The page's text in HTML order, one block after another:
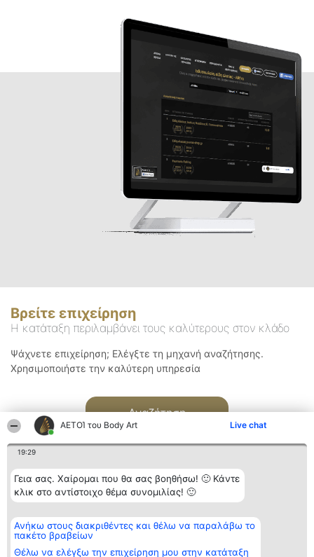
ΑΕΤΟΊ του Body Art Live chat
19:29
Γεια σας. Χαίρομαι που θα σας βοηθήσω! 🙂 Κάντε
κλικ στο αντίστοιχο θέμα συνομιλίας! 🙂
Ανήκω στους διακριθέντες και θέλω να παραλάβω το
πακέτο βραβείων
Θέλω να ελέγξω την επιχείρηση μου στην κατάταξη
Βρείτε επιχείρηση
Η κατάταξη περιλαμβάνει τους καλύτερους στον κλάδο
Ψάχνετε επιχείρηση; Ελέγξτε τη μηχανή αναζήτησης.
Χρησιμοποιήστε την καλύτερη υπηρεσία
Αναζήτηση
Διοργανωτής της
κατάταξης
BEAUTIFUL COMPANY
Κατάταξη
Διακριθέντες
των
Επικοινωνία
Επικοινωνία